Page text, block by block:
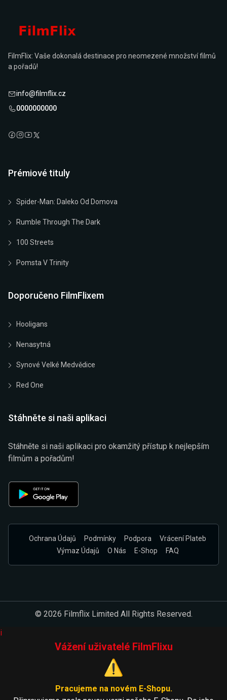
FilmFlix: Vaše dokonalá destinace pro neomezené množství filmů
a pořadů!
info@filmflix.cz
0000000000
Prémiové tituly
Spider-Man: Daleko Od Domova
Rumble Through The Dark
100 Streets
Pomsta V Trinity
Doporučeno FilmFlixem
Hooligans
Nenasytná
Synové Velké Medvědice
Red One
Stáhněte si naši aplikaci
Stáhněte si naši aplikaci pro okamžitý přístup k nejlepším
filmům a pořadům!
Ochrana Údajů Podmínky Podpora
Vrácení Plateb
Výmaz Údajů
O Nás E-Shop FAQ
© 2026 Filmflix Limited All Rights Reserved.
i
Vážení uživatelé FilmFlixu
⚠️
Pracujeme na novém E-Shopu.